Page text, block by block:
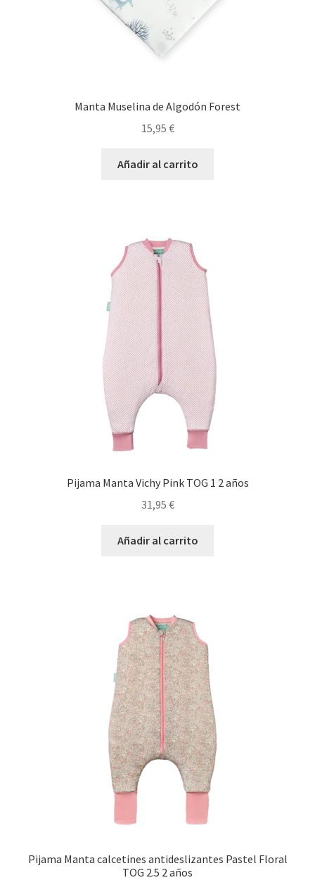
Manta Muselina de Algodón Forest
15,95 €
Añadir al carrito
Pijama Manta Vichy Pink TOG 1 2 años
31,95 €
Añadir al carrito
Pijama Manta calcetines antideslizantes Pastel Floral
TOG 2.5 2 años